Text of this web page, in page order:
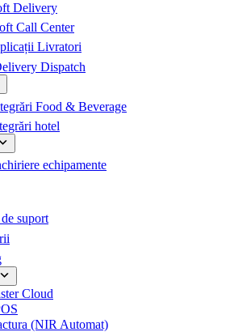
Delivery
Call Center
Livratori
Dispatch
Food & Beverage
hotel
echipamente
suport
Cloud
(NIR Automat)